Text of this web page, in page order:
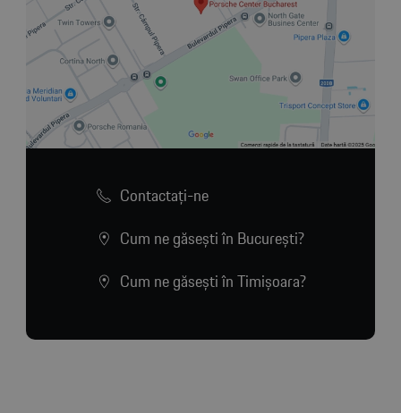
Contactaţi-ne
Cum ne găsești în București?
Cum ne găsești în Timișoara?